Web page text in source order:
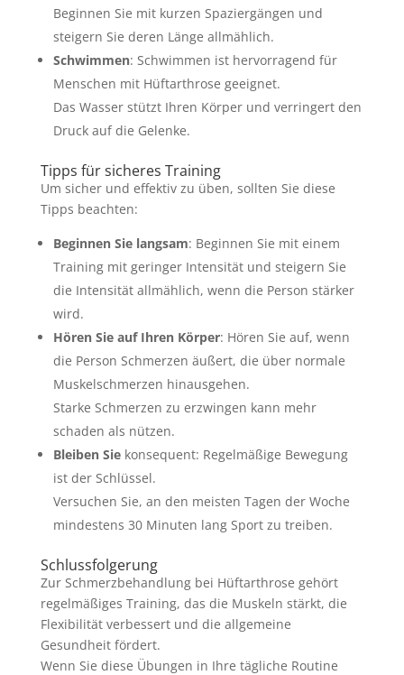
Beginnen Sie mit kurzen Spaziergängen und
steigern Sie deren Länge allmählich.
Schwimmen: Schwimmen ist hervorragend für
Menschen mit Hüftarthrose geeignet.
Das Wasser stützt Ihren Körper und verringert den
Druck auf die Gelenke.
Tipps für sicheres Training
Um sicher und effektiv zu üben, sollten Sie diese
Tipps beachten:
Beginnen Sie langsam: Beginnen Sie mit einem
Training mit geringer Intensität und steigern Sie
die Intensität allmählich, wenn die Person stärker
wird.
Hören Sie auf Ihren Körper: Hören Sie auf, wenn
die Person Schmerzen äußert, die über normale
Muskelschmerzen hinausgehen.
Starke Schmerzen zu erzwingen kann mehr
schaden als nützen.
Bleiben Siekonsequent: Regelmäßige Bewegung
ist der Schlüssel.
Versuchen Sie, an den meisten Tagen der Woche
mindestens 30 Minuten lang Sport zu treiben.
Schlussfolgerung
Zur Schmerzbehandlung bei Hüftarthrose gehört
regelmäßiges Training, das die Muskeln stärkt, die
Flexibilität verbessert und die allgemeine
Gesundheit fördert.
Wenn Sie diese Übungen in Ihre tägliche Routine